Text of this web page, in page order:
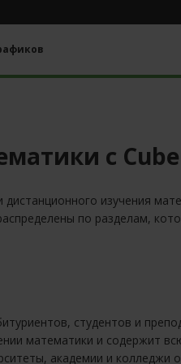
с
изучения
по разделам,
студентов и
математики и содержит
академии и колледжи